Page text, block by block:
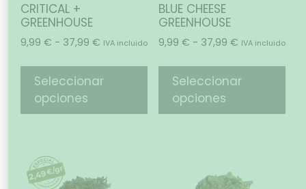
CRITICAL +
GREENHOUSE
9,99 € - 37,99 € IVA incluido
Seleccionar
opciones
BLUE CHEESE
GREENHOUSE
9,99 € - 37,99 € IVA incluido
Seleccionar
opciones